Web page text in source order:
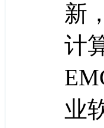
新
计
业